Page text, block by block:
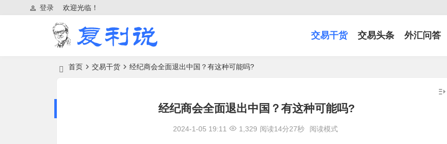
欢迎光临！
登录
交易干货 交易头条 外汇问答
首页 交易干货 经纪商会全面退出中国？有这种可能吗?
经纪商会全面退出中国？有这种可能吗?
2024-1-05 19:11 1,329 阅读14分27秒 阅读模式